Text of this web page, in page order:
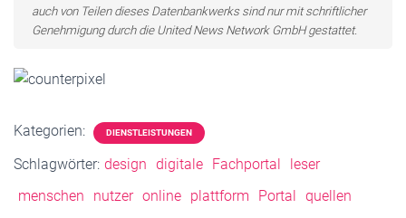
auch von Teilen dieses Datenbankwerks sind nur mit schriftlicher
Genehmigung durch die United News Network GmbH gestattet.
Kategorien: DIENSTLEISTUNGEN
Schlagwörter: design digitale Fachportal
leser
menschen
nutzer online plattform Portal
quellen